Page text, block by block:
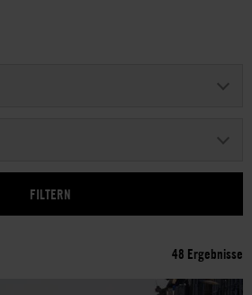
48 Ergebnisse